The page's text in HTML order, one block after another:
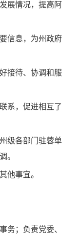
展情况，提高阿
信息，为州政府
接待、协调和服
系，促进相互了
级各部门驻蓉单
。
事宜。
；负责党委、